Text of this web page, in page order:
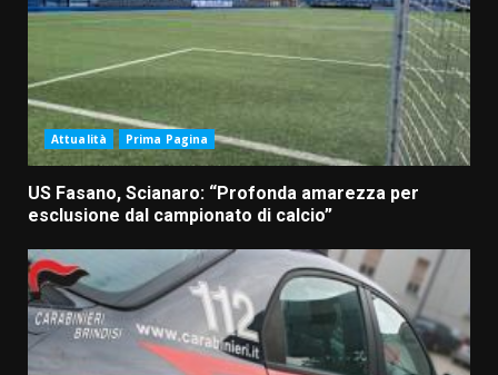
Attualità Prima Pagina
US Fasano, Scianaro: “Profonda amarezza per
esclusione dal campionato di calcio”